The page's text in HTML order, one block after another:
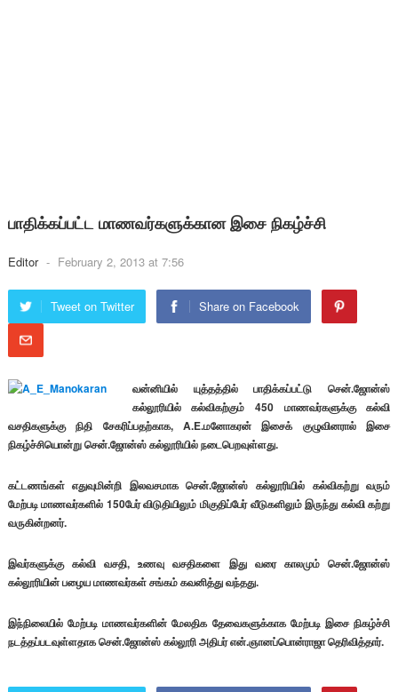
பாதிக்கப்பட்ட மாணவர்களுக்கான இசை நிகழ்ச்சி
Editor - February 2, 2013 at 7:56
Tweet on Twitter Share on Facebook
வன்னியில் யுத்தத்தில் பாதிக்கப்பட்டு சென்.ஜோன்ஸ்
கல்லூரியில் கல்விகற்கும் 450 மாணவர்களுக்கு கல்வி
வசதிகளுக்கு நிதி சேகரிப்பதற்காக, A.E.மனோகரன் இசைக் குழுவினரால் இசை
நிகழ்ச்சியொன்று சென்.ஜோன்ஸ் கல்லூரியில் நடைபெறவுள்ளது.
கட்டணங்கள் எதுவுமின்றி இலவசமாக சென்.ஜோன்ஸ் கல்லூரியில் கல்விகற்று வரும்
மேற்படி மாணவர்களில் 150பேர் விடுதியிலும் மிகுதிப்பேர் வீடுகளிலும் இருந்து கல்வி கற்று
வருகின்றனர்.
இவர்களுக்கு கல்வி வசதி, உணவு வசதிகளை இது வரை காலமும் சென்.ஜோன்ஸ்
கல்லூரியின் பழைய மாணவர்கள் சங்கம் கவனித்து வந்தது.
இந்நிலையில் மேற்படி மாணவர்களின் மேலதிக தேவைகளுக்காக மேற்படி இசை நிகழ்ச்சி
நடத்தப்படவுள்ளதாக சென்.ஜோன்ஸ் கல்லூரி அதிபர் என்.ஞானப்பொன்ராஜா தெரிவித்தார்.